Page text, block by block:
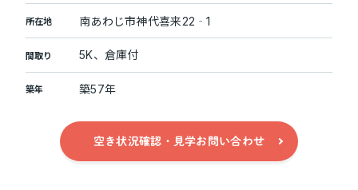
所在地 南あわじ市神代喜来22‐1
間取り 5K、倉庫付
築年 築57年
空き状況確認・見学お問い合わせ